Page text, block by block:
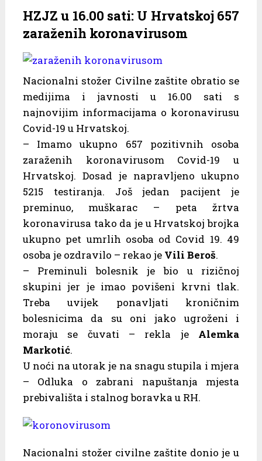
HZJZ u 16.00 sati: U Hrvatskoj 657
zaraženih koronavirusom
Nacionalni stožer Civilne zaštite obratio se
medijima i javnosti u 16.00 sati s
najnovijim informacijama o koronavirusu
Covid-19 u Hrvatskoj.
– Imamo ukupno 657 pozitivnih osoba
zaraženih koronavirusom Covid-19 u
Hrvatskoj. Dosad je napravljeno ukupno
5215 testiranja. Još jedan pacijent je
preminuo, muškarac – peta žrtva
koronavirusa tako da je u Hrvatskoj brojka
ukupno pet umrlih osoba od Covid 19. 49
osoba je ozdravilo – rekao je Vili Beroš.
– Preminuli bolesnik je bio u rizičnoj
skupini jer je imao povišeni krvni tlak.
Treba uvijek ponavljati kroničnim
bolesnicima da su oni jako ugroženi i
moraju se čuvati – rekla je Alemka
Markotić.
U noći na utorak je na snagu stupila i mjera
– Odluka o zabrani napuštanja mjesta
prebivališta i stalnog boravka u RH.
Nacionalni stožer civilne zaštite donio je u